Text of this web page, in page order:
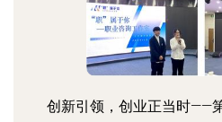
创新引领，创业正当时——